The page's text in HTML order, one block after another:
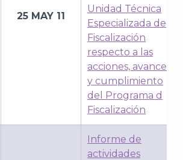
25 MAY 11
Unidad Técnica
Especializada de
Fiscalización
respecto a las
acciones, avance
y cumplimiento
del Programa d
Fiscalización
Informe de
actividades